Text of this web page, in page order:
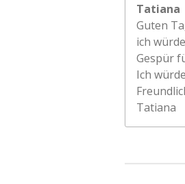
Tatiana
Guten
ich
Gespür
Ich
Tatiana